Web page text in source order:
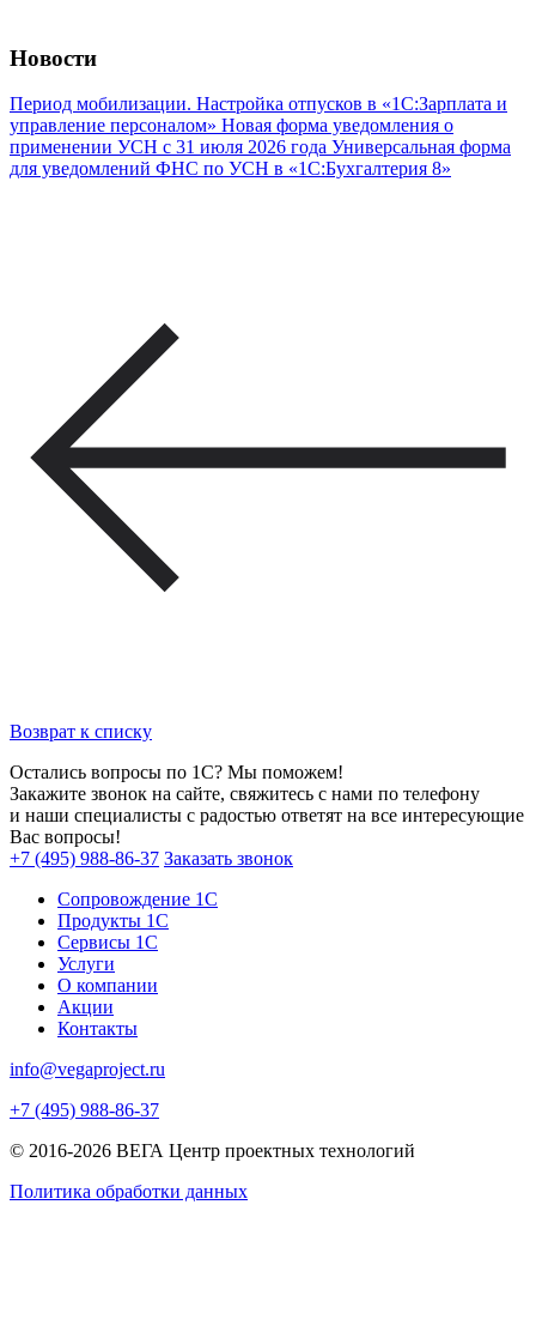
Новости
Период мобилизации. Настройка отпусков в «1С:Зарплата и
управление персоналом» Новая форма уведомления о
применении УСН с 31 июля 2026 года Универсальная форма
для уведомлений ФНС по УСН в «1С:Бухгалтерия 8»
Возврат к списку
Остались вопросы по 1С? Мы поможем!
Закажите звонок на сайте, свяжитесь с нами по телефону
и наши специалисты с радостью ответят на все интересующие
Вас вопросы!
+7 (495) 988-86-37 Заказать звонок
Сопровождение 1С
Продукты 1С
Сервисы 1С
Услуги
О компании
Акции
Контакты
info@vegaproject.ru
+7 (495) 988-86-37
© 2016-2026 ВЕГА Центр проектных технологий
Политика обработки данных